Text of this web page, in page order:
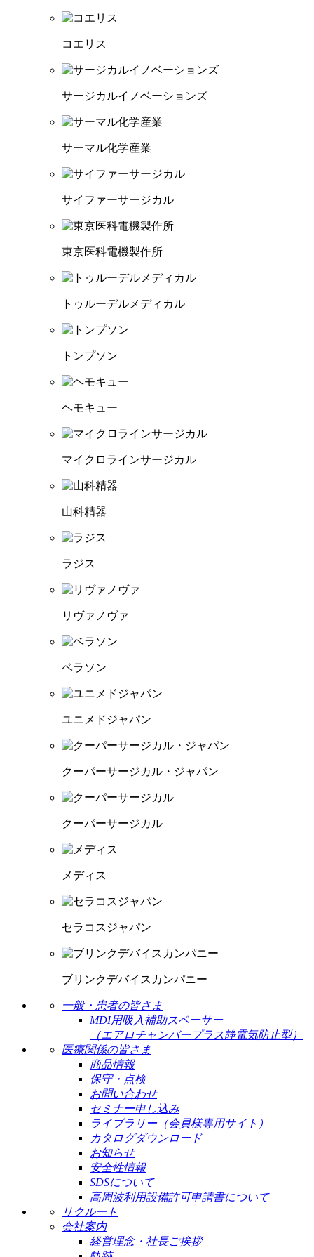
コエリス
サージカルイノベーションズ
サーマル化学産業
サイファーサージカル
東京医科電機製作所
トゥルーデルメディカル
トンプソン
ヘモキュー
マイクロラインサージカル
山科精器
ラジス
リヴァノヴァ
ベラソン
ユニメドジャパン
クーパーサージカル・ジャパン
クーパーサージカル
メディス
セラコスジャパン
ブリンクデバイスカンパニー
一般・患者の皆さま
MDI用吸入補助スペーサー
（エアロチャンバープラス静電気防止型）
医療関係の皆さま
商品情報
保守・点検
お問い合わせ
セミナー申し込み
ライブラリー（会員様専用サイト）
カタログダウンロード
お知らせ
安全性情報
SDSについて
高周波利用設備許可申請書について
リクルート
会社案内
経営理念・社長ご挨拶